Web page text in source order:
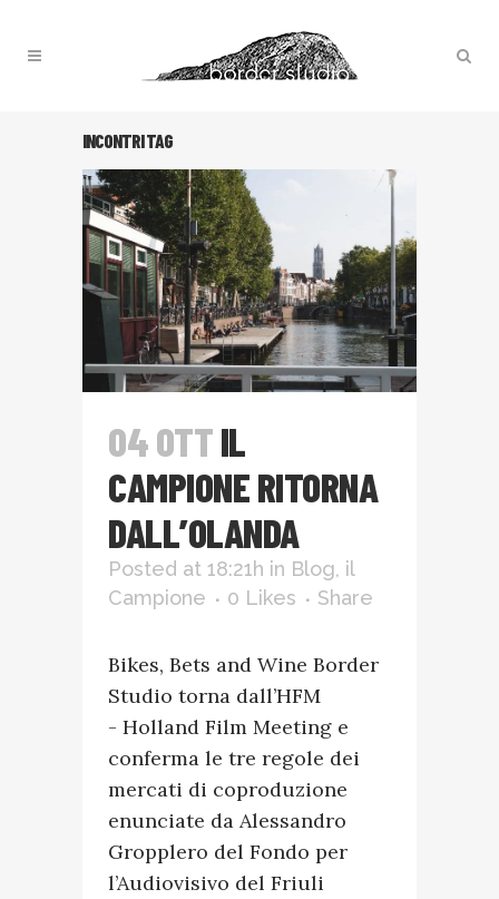
INCONTRI TAG
04 OTTIL
CAMPIONE RITORNA
DALL’OLANDA
Posted at 18:21h in Blog, il
Campione
0 Likes Share
Bikes, Bets and Wine Border
Studio torna dall’HFM
- Holland Film Meeting e
conferma le tre regole dei
mercati di coproduzione
enunciate da Alessandro
Gropplero del Fondo per
l’Audiovisivo del Friuli